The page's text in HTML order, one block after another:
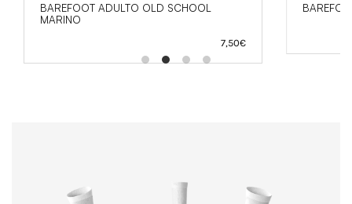
BAREFOOT ADULTO OLD SCHOOL
MARINO
7,50€